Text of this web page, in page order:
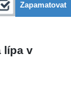
Zapamatovat
lípa v